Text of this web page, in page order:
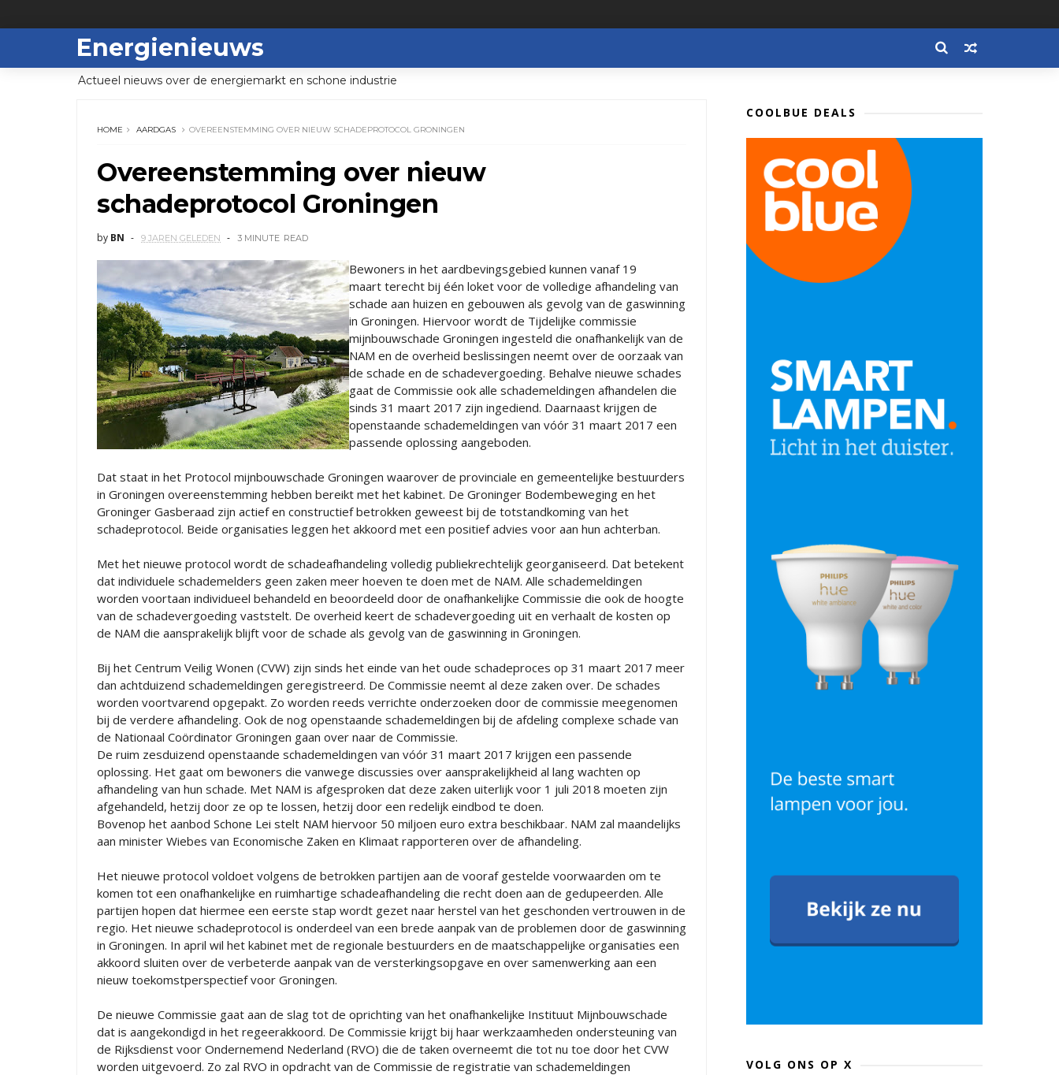
Energienieuws
Actueel nieuws over de energiemarkt en schone industrie
HOME AARDGAS OVEREENSTEMMING OVER NIEUW SCHADEPROTOCOL GRONINGEN
Overeenstemming over nieuw
schadeprotocol Groningen
by BN 9 JAREN GELEDEN 3 MINUTE READ
Bewoners in het aardbevingsgebied kunnen vanaf 19
maart terecht bij één loket voor de volledige afhandeling van
schade aan huizen en gebouwen als gevolg van de gaswinning
in Groningen. Hiervoor wordt de Tijdelijke commissie
mijnbouwschade Groningen ingesteld die onafhankelijk van de
NAM en de overheid beslissingen neemt over de oorzaak van
de schade en de schadevergoeding. Behalve nieuwe schades
gaat de Commissie ook alle schademeldingen afhandelen die
sinds 31 maart 2017 zijn ingediend. Daarnaast krijgen de
openstaande schademeldingen van vóór 31 maart 2017 een
passende oplossing aangeboden.
Dat staat in het Protocol mijnbouwschade Groningen waarover de provinciale en gemeentelijke bestuurders
in Groningen overeenstemming hebben bereikt met het kabinet. De Groninger Bodembeweging en het
Groninger Gasberaad zijn actief en constructief betrokken geweest bij de totstandkoming van het
schadeprotocol. Beide organisaties leggen het akkoord met een positief advies voor aan hun achterban.
Met het nieuwe protocol wordt de schadeafhandeling volledig publiekrechtelijk georganiseerd. Dat betekent
dat individuele schademelders geen zaken meer hoeven te doen met de NAM. Alle schademeldingen
worden voortaan individueel behandeld en beoordeeld door de onafhankelijke Commissie die ook de hoogte
van de schadevergoeding vaststelt. De overheid keert de schadevergoeding uit en verhaalt de kosten op
de NAM die aansprakelijk blijft voor de schade als gevolg van de gaswinning in Groningen.
Bij het Centrum Veilig Wonen (CVW) zijn sinds het einde van het oude schadeproces op 31 maart 2017 meer
dan achtduizend schademeldingen geregistreerd. De Commissie neemt al deze zaken over. De schades
worden voortvarend opgepakt. Zo worden reeds verrichte onderzoeken door de commissie meegenomen
bij de verdere afhandeling. Ook de nog openstaande schademeldingen bij de afdeling complexe schade van
de Nationaal Coördinator Groningen gaan over naar de Commissie.
De ruim zesduizend openstaande schademeldingen van vóór 31 maart 2017 krijgen een passende
oplossing. Het gaat om bewoners die vanwege discussies over aansprakelijkheid al lang wachten op
afhandeling van hun schade. Met NAM is afgesproken dat deze zaken uiterlijk voor 1 juli 2018 moeten zijn
afgehandeld, hetzij door ze op te lossen, hetzij door een redelijk eindbod te doen.
Bovenop het aanbod Schone Lei stelt NAM hiervoor 50 miljoen euro extra beschikbaar. NAM zal maandelijks
aan minister Wiebes van Economische Zaken en Klimaat rapporteren over de afhandeling.
Het nieuwe protocol voldoet volgens de betrokken partijen aan de vooraf gestelde voorwaarden om te
komen tot een onafhankelijke en ruimhartige schadeafhandeling die recht doen aan de gedupeerden. Alle
partijen hopen dat hiermee een eerste stap wordt gezet naar herstel van het geschonden vertrouwen in de
regio. Het nieuwe schadeprotocol is onderdeel van een brede aanpak van de problemen door de gaswinning
in Groningen. In april wil het kabinet met de regionale bestuurders en de maatschappelijke organisaties een
akkoord sluiten over de verbeterde aanpak van de versterkingsopgave en over samenwerking aan een
nieuw toekomstperspectief voor Groningen.
De nieuwe Commissie gaat aan de slag tot de oprichting van het onafhankelijke Instituut Mijnbouwschade
dat is aangekondigd in het regeerakkoord. De Commissie krijgt bij haar werkzaamheden ondersteuning van
de Rijksdienst voor Ondernemend Nederland (RVO) die de taken overneemt die tot nu toe door het CVW
worden uitgevoerd. Zo zal RVO in opdracht van de Commissie de registratie van schademeldingen
COOLBUE DEALS
VOLG ONS OP X